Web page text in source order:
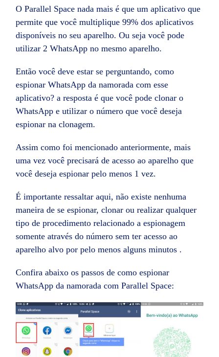
O Parallel Space nada mais é que um aplicativo que
permite que você multiplique 99% dos aplicativos
disponíveis no seu aparelho. Ou seja você pode
utilizar 2 WhatsApp no mesmo aparelho.
Então você deve estar se perguntando, como
espionar WhatsApp da namorada com esse
aplicativo? a resposta é que você pode clonar o
WhatsApp e utilizar o número que você deseja
espionar na clonagem.
Assim como foi mencionado anteriormente, mais
uma vez você precisará de acesso ao aparelho que
você deseja espionar pelo menos 1 vez.
É importante ressaltar aqui, não existe nenhuma
maneira de se espionar, clonar ou realizar qualquer
tipo de procedimento relacionado a espionagem
somente através do número sem ter acesso ao
aparelho alvo por pelo menos alguns minutos .
Confira abaixo os passos de como espionar
WhatsApp da namorada com Parallel Space: